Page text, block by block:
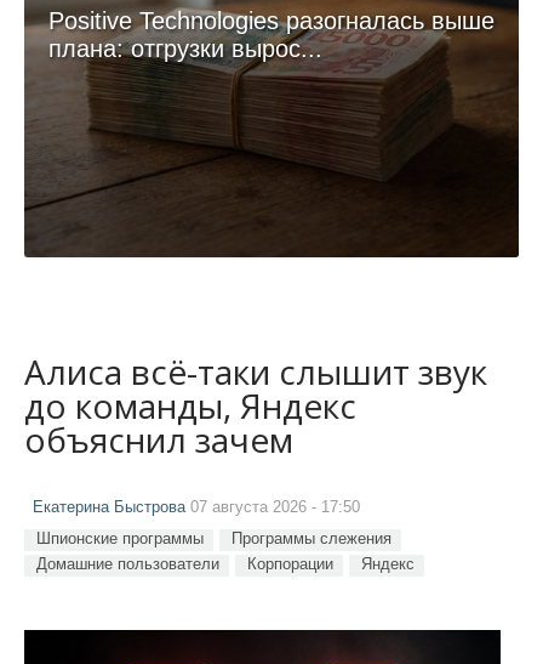
Positive Technologies разогналась выше
плана: отгрузки вырос...
Алиса всё-таки слышит звук
до команды, Яндекс
объяснил зачем
Екатерина Быстрова 07 августа 2026 - 17:50
Шпионские программы
Программы слежения
Домашние пользователи
Корпорации Яндекс